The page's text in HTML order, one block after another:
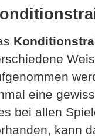
eine
bei allen
kann